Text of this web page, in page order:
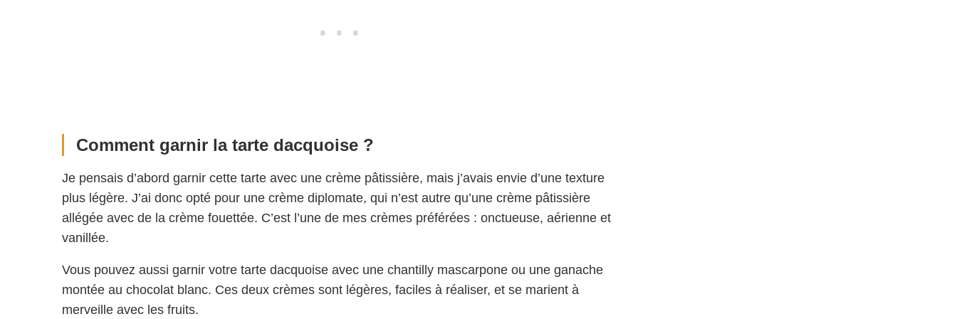
Comment garnir la tarte dacquoise ?
Je pensais d’abord garnir cette tarte avec une crème pâtissière, mais j’avais envie d’une texture
plus légère. J’ai donc opté pour une crème diplomate, qui n’est autre qu’une crème pâtissière
allégée avec de la crème fouettée. C’est l’une de mes crèmes préférées : onctueuse, aérienne et
vanillée.
Vous pouvez aussi garnir votre tarte dacquoise avec une chantilly mascarpone ou une ganache
montée au chocolat blanc. Ces deux crèmes sont légères, faciles à réaliser, et se marient à
merveille avec les fruits.